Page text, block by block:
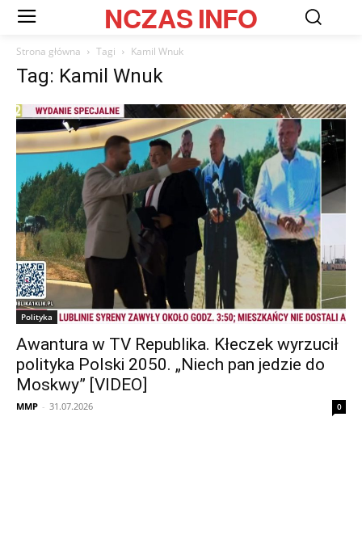
NCZASINFO
Strona główna Tagi Kamil Wnuk
Tag: Kamil Wnuk
Polityka
Awantura w TV Republika. Kłeczek wyrzucił
polityka Polski 2050. „Niech pan jedzie do
Moskwy” [VIDEO]
MMP - 31.07.2026 0